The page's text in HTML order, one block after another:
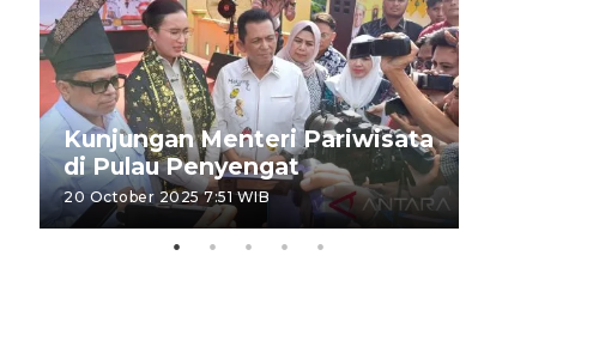
Kunjungan Menteri Pariwisata
di Pulau Penyengat
20 October 2025 7:51 WIB